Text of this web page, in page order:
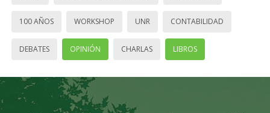
100 AÑOS WORKSHOP UNR CONTABILIDAD
DEBATES OPINIÓN CHARLAS LIBROS